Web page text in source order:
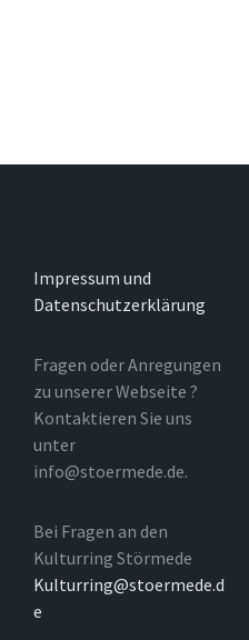
Impressum und
Datenschutzerklärung
Fragen oder Anregungen
zu unserer Webseite ?
Kontaktieren Sie uns
unter
info@stoermede.de.
Bei Fragen an den
Kulturring Störmede
Kulturring@stoermede.d
e